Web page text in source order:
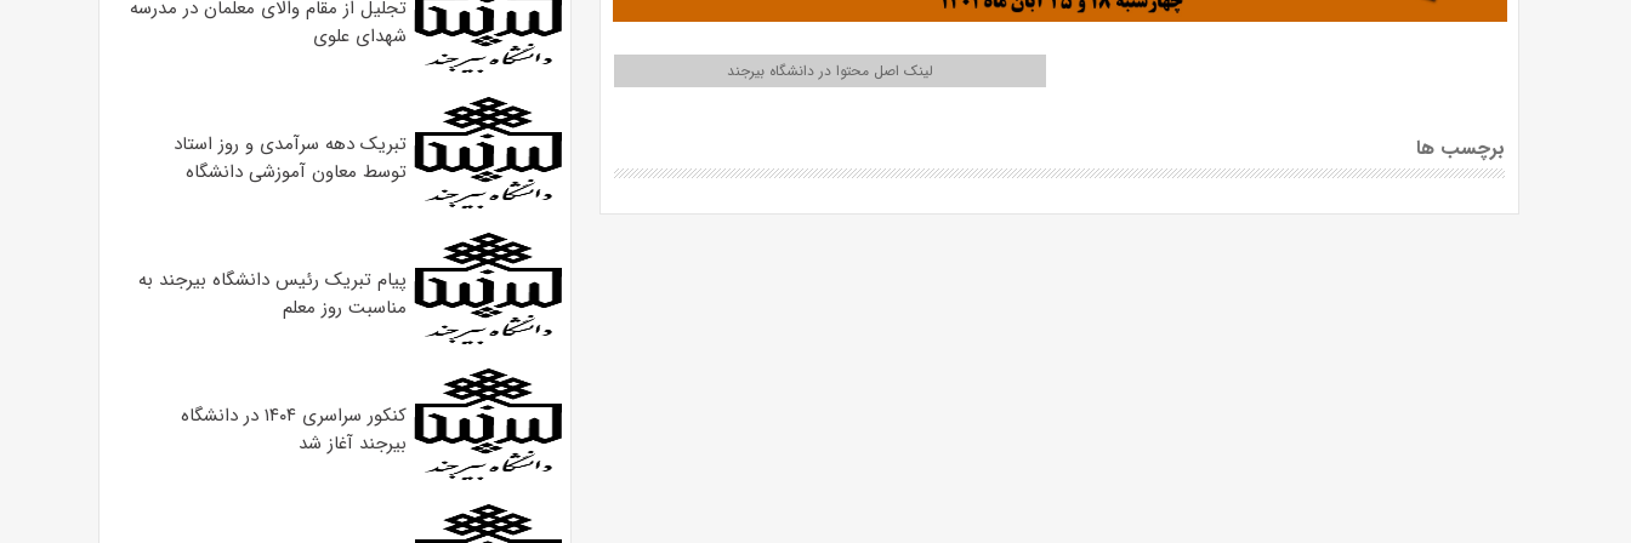
لینک اصل محتوا در دانشگاه بیرجند
برچسب ها
تجلیل از مقام والای معلمان در مدرسه
شهدای علوی
تبریک دهه سرآمدی و روز استاد
توسط معاون آموزشی دانشگاه
پیام تبریک رئیس دانشگاه بیرجند به
مناسبت روز معلم
کنکور سراسری ۱۴۰۴ در دانشگاه
بیرجند آغاز شد